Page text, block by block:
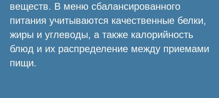
веществ. В меню сбалансированного
питания учитываются качественные белки,
жиры и углеводы, а также калорийность
блюд и их распределение между приемами
пищи.